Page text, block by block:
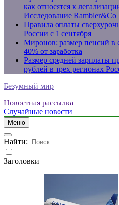
как относятся к
Исследование Rambler&Co
Правила оплаты
России с 1 сентября
Миронов: размер пенсий в
40% от заработка
Размер средней зарплаты
рублей в трех регионах
Безумный мир
Новостная рассылка
Случайные новости
Меню
Найти:
Заголовки